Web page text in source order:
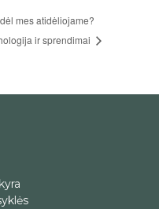
mes atidėliojame?
ir sprendimai